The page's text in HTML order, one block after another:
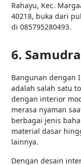
Rahayu, Kec.
40218, buka dari
di 085795280493.
6.
Bangunan dengan
adalah salah satu
dengan interior
merasa nyaman
berbagai jenis
material dasar
lainnya.
Dengan desain